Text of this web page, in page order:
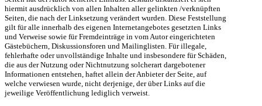
hiermit ausdrücklich von allen Inhalten aller gelinkten /verknüpften
Seiten, die nach der Linksetzung verändert wurden. Diese Feststellung
gilt für alle innerhalb des eigenen Internetangebotes gesetzten Links
und Verweise sowie für Fremdeinträge in vom Autor eingerichteten
Gästebüchern, Diskussionsforen und Mailinglisten. Für illegale,
fehlerhafte oder unvollständige Inhalte und insbesondere für Schäden,
die aus der Nutzung oder Nichtnutzung solcherart dargebotener
Informationen entstehen, haftet allein der Anbieter der Seite, auf
welche verwiesen wurde, nicht derjenige, der über Links auf die
jeweilige Veröffentlichung lediglich verweist.